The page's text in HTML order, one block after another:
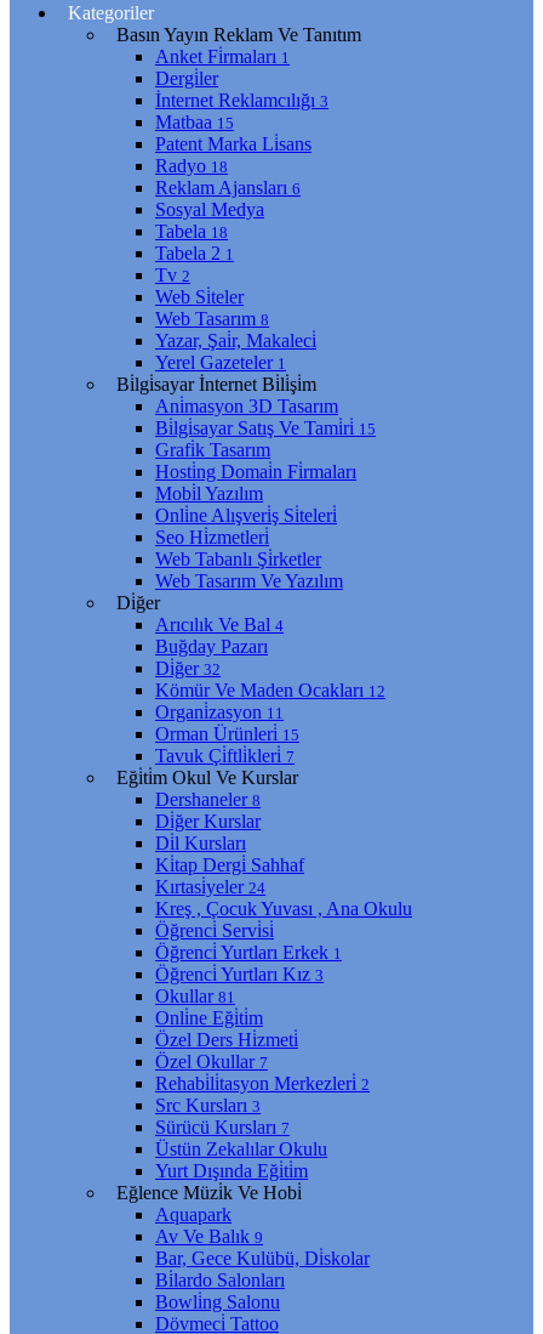
Kategoriler
Basın Yayın Reklam Ve Tanıtım
Anket Fi̇rmaları 1
Dergi̇ler
İnternet Reklamcılığı 3
Matbaa 15
Patent Marka Li̇sans
Radyo 18
Reklam Ajansları 6
Sosyal Medya
Tabela 18
Tabela 2 1
Tv 2
Web Si̇teler
Web Tasarım 8
Yazar, Şai̇r, Makaleci̇
Yerel Gazeteler 1
Bi̇lgi̇sayar İnternet Bi̇li̇şi̇m
Ani̇masyon 3D Tasarım
Bi̇lgi̇sayar Satış Ve Tami̇ri̇ 15
Grafi̇k Tasarım
Hosti̇ng Domai̇n Fi̇rmaları
Mobi̇l Yazılım
Onli̇ne Alışveri̇ş Si̇teleri̇
Seo Hi̇zmetleri̇
Web Tabanlı Şi̇rketler
Web Tasarım Ve Yazılım
Di̇ğer
Arıcılık Ve Bal 4
Buğday Pazarı
Di̇ğer 32
Kömür Ve Maden Ocakları 12
Organi̇zasyon 11
Orman Ürünleri̇ 15
Tavuk Çi̇ftli̇kleri̇ 7
Eği̇ti̇m Okul Ve Kurslar
Dershaneler 8
Di̇ğer Kurslar
Di̇l Kursları
Ki̇tap Dergi̇ Sahhaf
Kırtasi̇yeler 24
Kreş , Çocuk Yuvası , Ana Okulu
Öğrenci̇ Servi̇si̇
Öğrenci̇ Yurtları Erkek 1
Öğrenci̇ Yurtları Kız 3
Okullar 81
Onli̇ne Eği̇ti̇m
Özel Ders Hi̇zmeti̇
Özel Okullar 7
Rehabi̇li̇tasyon Merkezleri̇ 2
Src Kursları 3
Sürücü Kursları 7
Üstün Zekalılar Okulu
Yurt Dışında Eği̇ti̇m
Eğlence Müzi̇k Ve Hobi̇
Aquapark
Av Ve Balık 9
Bar, Gece Kulübü, Di̇skolar
Bi̇lardo Salonları
Bowli̇ng Salonu
Dövmeci̇ Tattoo